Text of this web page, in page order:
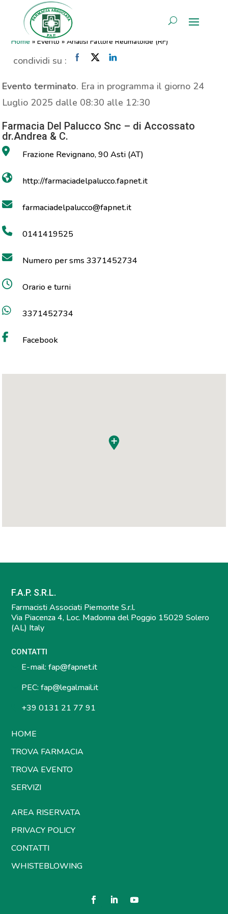
AREA RISERVATA
Analisi Fattore Reumatoide
(RF)
Home »Evento »Analisi Fattore Reumatoide (RF)
condividi su :
Evento terminato. Era in programma il giorno 24
Luglio 2025 dalle 08:30 alle 12:30
Farmacia Del Palucco Snc – di Accossato
dr.Andrea & C.
Frazione Revignano, 90 Asti (AT)
http://farmaciadelpalucco.fapnet.it
farmaciadelpalucco@fapnet.it
0141419525
Numero per sms 3371452734
Orario e turni
3371452734
Facebook
F.A.P. S.R.L.
Farmacisti Associati Piemonte S.r.l.
Via Piacenza 4, Loc. Madonna del Poggio 15029 Solero
(AL) Italy
CONTATTI
E-mail: fap@fapnet.it
PEC: fap@legalmail.it
+39 0131 21 77 91
HOME
TROVA FARMACIA
TROVA EVENTO
SERVIZI
AREA RISERVATA
PRIVACY POLICY
CONTATTI
WHISTEBLOWING